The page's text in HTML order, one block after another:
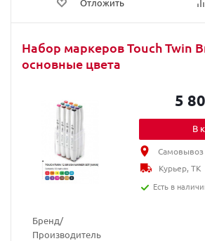
Отложить
Набор маркеров Touch Twin
основные цвета
Бренд/
Производитель
5
В
Самовывоз
Курьер, ТК
Есть в